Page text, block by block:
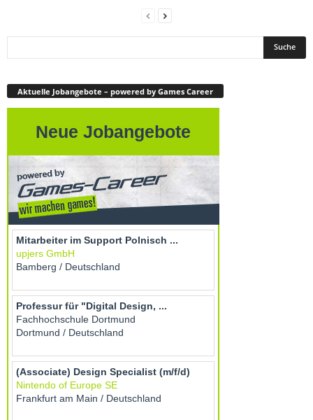
Aktuelle Jobangebote – powered by Games Career